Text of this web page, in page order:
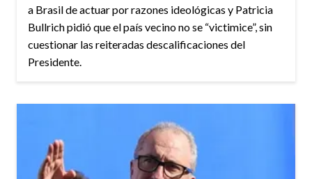
a Brasil de actuar por razones ideológicas y Patricia
Bullrich pidió que el país vecino no se “victimice”, sin
cuestionar las reiteradas descalificaciones del
Presidente.